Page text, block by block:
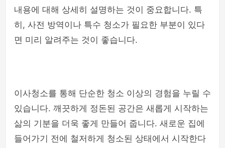
내용에 대해 상세히 설명하는 것이 중요합니다. 특
히, 사전 방역이나 특수 청소가 필요한 부분이 있다
면 미리 알려주는 것이 좋습니다.
이사청소를 통해 단순한 청소 이상의 경험을 누릴 수
있습니다. 깨끗하게 정돈된 공간은 새롭게 시작하는
삶의 기분을 더욱 좋게 만들어 줍니다. 새로운 집에
들어가기 전에 철저하게 청소된 상태에서 시작한다